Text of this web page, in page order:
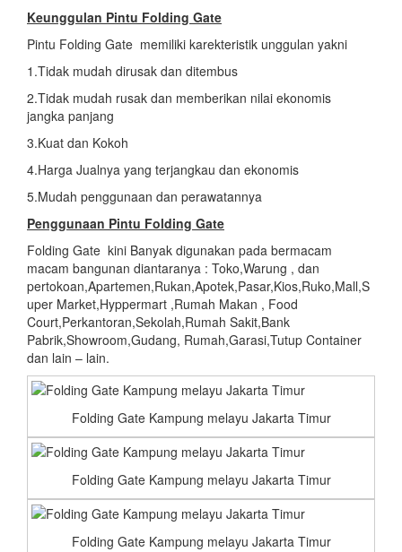
Keunggulan Pintu Folding Gate
Pintu Folding Gate memiliki karekteristik unggulan yakni
1.Tidak mudah dirusak dan ditembus
2.Tidak mudah rusak dan memberikan nilai ekonomis
jangka panjang
3.Kuat dan Kokoh
4.Harga Jualnya yang terjangkau dan ekonomis
5.Mudah penggunaan dan perawatannya
Penggunaan Pintu Folding Gate
Folding Gate kini Banyak digunakan pada bermacam
macam bangunan diantaranya : Toko,Warung , dan
pertokoan,Apartemen,Rukan,Apotek,Pasar,Kios,Ruko,Mall,S
uper Market,Hyppermart ,Rumah Makan , Food
Court,Perkantoran,Sekolah,Rumah Sakit,Bank
Pabrik,Showroom,Gudang, Rumah,Garasi,Tutup Container
dan lain – lain.
Folding Gate Kampung melayu Jakarta Timur
Folding Gate Kampung melayu Jakarta Timur
Folding Gate Kampung melayu Jakarta Timur